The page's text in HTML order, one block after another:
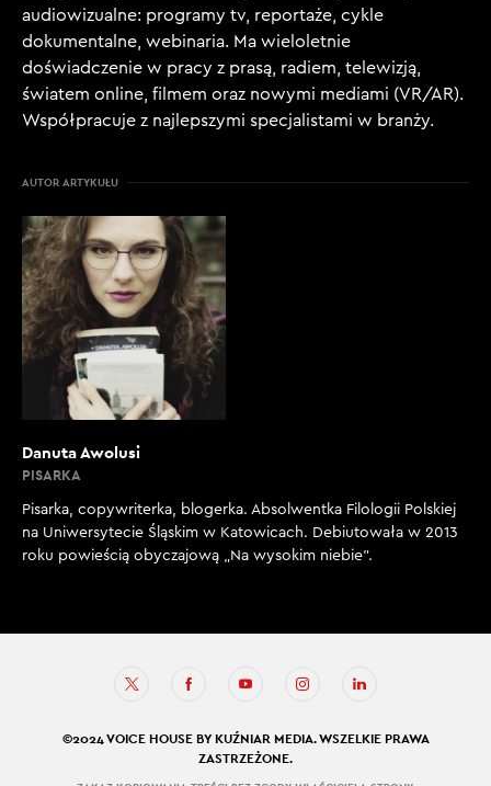
audiowizualne: programy tv, reportaże, cykle
dokumentalne, webinaria. Ma wieloletnie
doświadczenie w pracy z prasą, radiem, telewizją,
światem online, filmem oraz nowymi mediami (VR/AR).
Współpracuje z najlepszymi specjalistami w branży.
AUTOR ARTYKUŁU
Danuta Awolusi
PISARKA
Pisarka, copywriterka, blogerka. Absolwentka Filologii Polskiej
na Uniwersytecie Śląskim w Katowicach. Debiutowała w 2013
roku powieścią obyczajową „Na wysokim niebie”.
©2024 VOICE HOUSE BY KUŹNIAR MEDIA. WSZELKIE PRAWA
ZASTRZEŻONE.